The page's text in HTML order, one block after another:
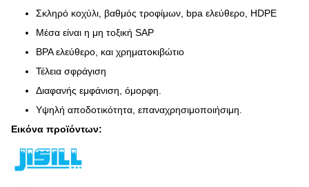
Σκληρό κοχύλι, βαθμός τροφίμων, bpa ελεύθερο, HDPE
Μέσα είναι η μη τοξική SAP
BPA ελεύθερο, και χρηματοκιβώτιο
Τέλεια σφράγιση
Διαφανής εμφάνιση, όμορφη.
Υψηλή αποδοτικότητα, επαναχρησιμοποιήσιμη.
Εικόνα προϊόντων: